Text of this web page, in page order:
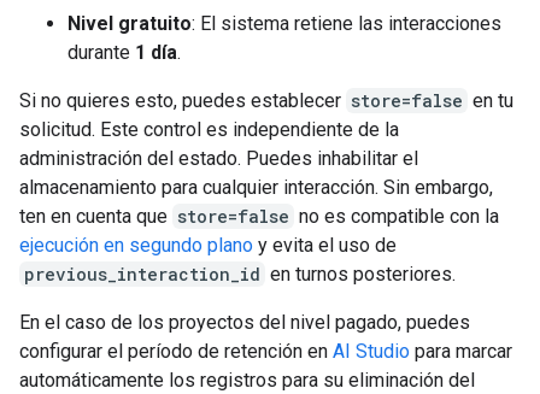
Nivel gratuito: El sistema retiene las interacciones
durante 1 día.
Si no quieres esto, puedes establecer store=false en tu
solicitud. Este control es independiente de la
administración del estado. Puedes inhabilitar el
almacenamiento para cualquier interacción. Sin embargo,
ten en cuenta que store=false no es compatible con la
ejecución en segundo plano y evita el uso de
previous_interaction_id en turnos posteriores.
En el caso de los proyectos del nivel pagado, puedes
configurar el período de retención en AI Studio para marcar
automáticamente los registros para su eliminación del